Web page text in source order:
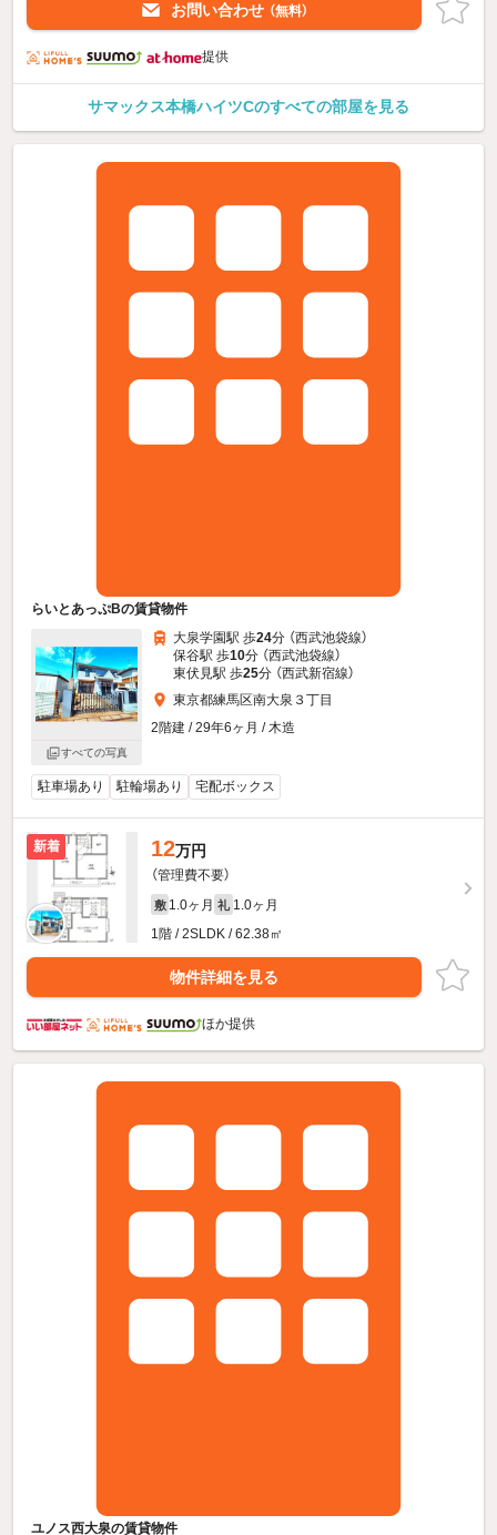
お問い合わせ （無料）
提供
サマックス本橋ハイツCのすべての部屋を見る
らいとあっぷBの賃貸物件
すべての写真
大泉学園駅 歩24分 （西武池袋線）
保谷駅 歩10分 （西武池袋線）
東伏見駅 歩25分 （西武新宿線）
東京都練馬区南大泉３丁目
2階建 / 29年6ヶ月 / 木造
駐車場あり 駐輪場あり 宅配ボックス
新着 12万円
（管理費不要）
敷 1.0ヶ月 礼 1.0ヶ月
1階 / 2SLDK / 62.38㎡
物件詳細を見る
ほか提供
ユノス西大泉の賃貸物件